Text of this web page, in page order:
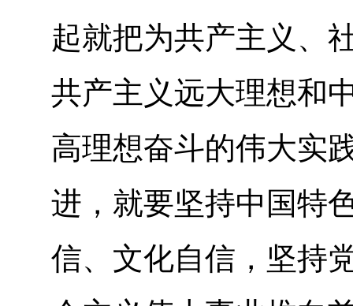
起就把为共产主义、
共产主义远大理想和
高理想奋斗的伟大实
进，就要坚持中国特
信、文化自信，坚持